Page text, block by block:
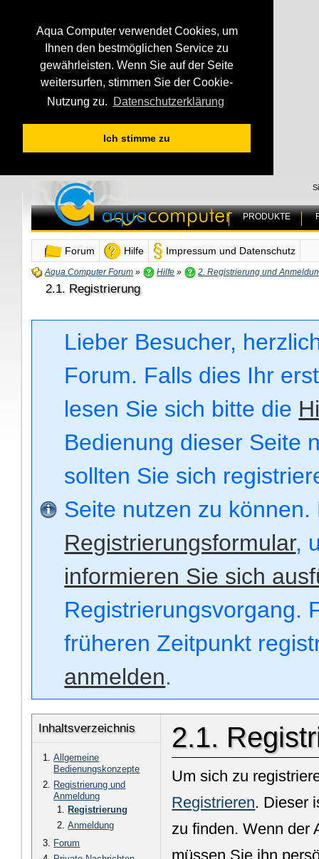
Aqua Computer verwendet Cookies, um
Ihnen den bestmöglichen Service zu
gewährleisten. Wenn Sie auf der Seite
weitersurfen, stimmen Sie der Cookie-
Nutzung zu.
Datenschutzerklärung
Ich stimme zu
PRODUKTE
Forum Hilfe Impressum und Datenschutz
Aqua Computer Forum » Hilfe » 2. Registrierung und
2.1. Registrierung
Lieber Besucher,
Forum. Falls dies Ihr
lesen Sie sich bitte die
Bedienung dieser Seite
sollten Sie sich
Seite nutzen zu
Registrierungsformular,
informieren Sie sich
Registrierungsvorgang.
früheren Zeitpunkt
anmelden.
Inhaltsverzeichnis
Allgemeine
Bedienungskonzepte
Registrierung und
Anmeldung
Registrierung
Anmeldung
Forum
2.1.
Um sich zu
Registrieren. Dieser
zu finden. Wenn der
müssen Sie ihn